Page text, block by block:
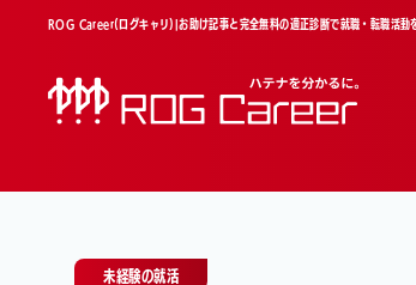
ROG Career(ログキャリ)|お助け記事と完全無料の適正診断で就職・転職活動
未経験の就活